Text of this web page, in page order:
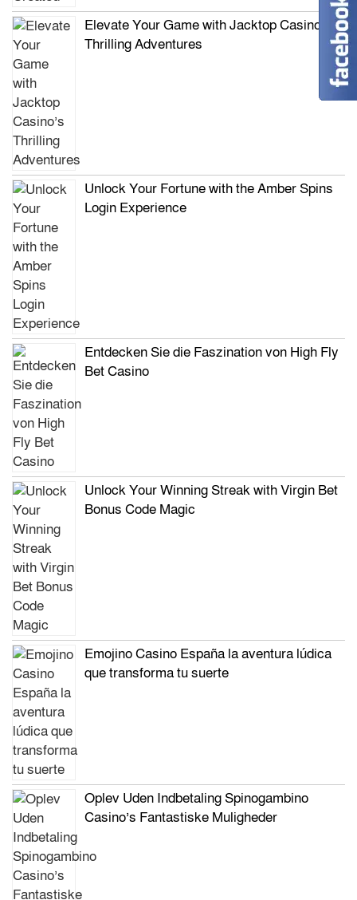
Elevate Your Game with Jacktop Casino’s
Thrilling Adventures
Unlock Your Fortune with the Amber Spins
Login Experience
Entdecken Sie die Faszination von High Fly
Bet Casino
Unlock Your Winning Streak with Virgin Bet
Bonus Code Magic
Emojino Casino España la aventura lúdica
que transforma tu suerte
Oplev Uden Indbetaling Spinogambino
Casino’s Fantastiske Muligheder